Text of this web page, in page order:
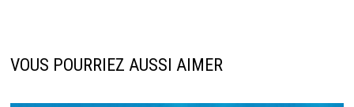
VOUS POURRIEZ AUSSI AIMER